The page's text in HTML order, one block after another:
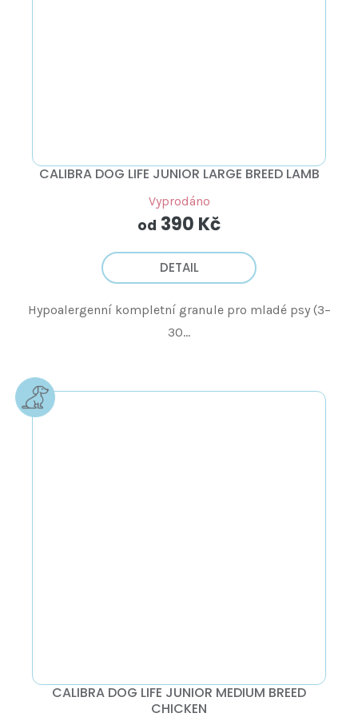
CALIBRA DOG LIFE JUNIOR LARGE BREED LAMB
Vyprodáno
od 390 Kč
DETAIL
Hypoalergenní kompletní granule pro mladé psy (3–
30...
CALIBRA DOG LIFE JUNIOR MEDIUM BREED
CHICKEN